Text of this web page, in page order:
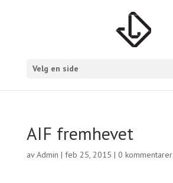
Velg en side
AIF fremhevet
avAdmin | feb 25, 2015 | 0 kommentarer